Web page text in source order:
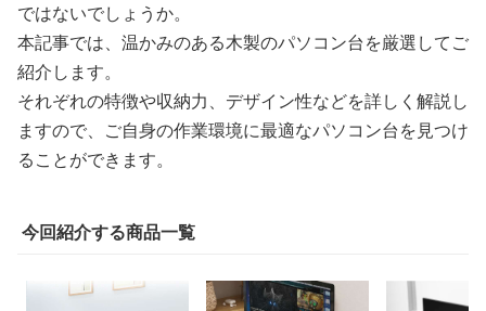
ではないでしょうか。
本記事では、温かみのある木製のパソコン台を厳選してご
紹介します。
それぞれの特徴や収納力、デザイン性などを詳しく解説し
ますので、ご自身の作業環境に最適なパソコン台を見つけ
ることができます。
今回紹介する商品一覧